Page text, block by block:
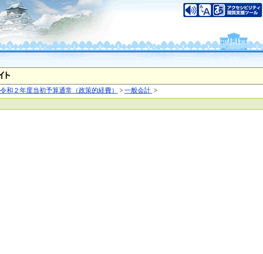
令和２年度当初予算通常（政策的経費） > 一般会計 >
り扱いについて
阪市中央区大手前2丁目
（代表電話）06-6941-0351
阪市住之江区南港北1-14-16
（代表電話）06-6941-0351
Osaka Prefecture,All rights reserved.